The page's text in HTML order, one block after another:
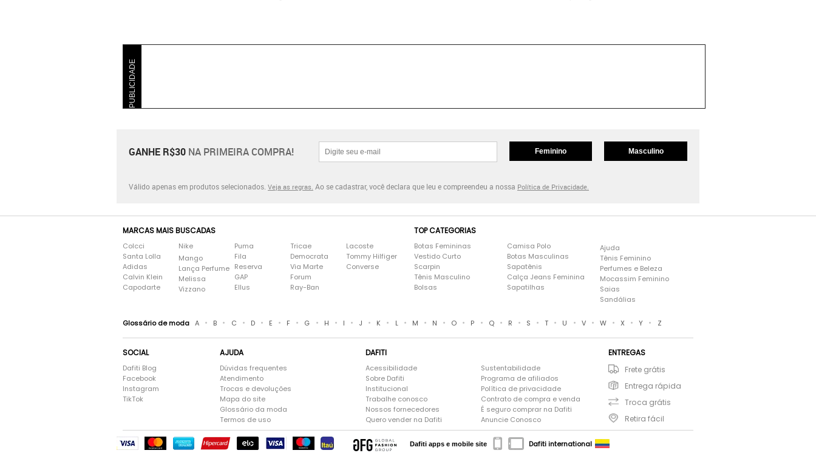
PUBLICIDADE
GANHE R$30 NA PRIMEIRA COMPRA! Feminino Masculino
Válido apenas em produtos selecionados. Veja as regras. Ao se cadastrar, você declara que leu e compreendeu a nossa Política de Privacidade.
MARCAS MAIS BUSCADAS
Colcci
Santa Lolla
Adidas
Calvin Klein
Capodarte
Nike
Mango
Lança Perfume
Melissa
Vizzano
Puma
Fila
Reserva
GAP
Ellus
Tricae
Democrata
Via Marte
Forum
Ray-Ban
Lacoste
Tommy Hilfiger
Converse
TOP CATEGORIAS
Botas Femininas
Vestido Curto
Scarpin
Tênis Masculino
Bolsas
Camisa Polo
Botas Masculinas
Sapatênis
Calça Jeans Feminina
Sapatilhas
Ajuda
Tênis Feminino
Perfumes e Beleza
Mocassim Feminino
Saias
Sandálias
Glossário de moda A • B • C • D • E • F • G • H • I • J • K • L • M • N • O • P • Q • R • S • T • U • V • W • X • Y • Z
SOCIAL
Dafiti Blog
Facebook
Instagram
TikTok
AJUDA
Dúvidas frequentes
Atendimento
Trocas e devoluções
Mapa do site
Glossário da moda
Termos de uso
DAFITI
Acessibilidade
Sobre Dafiti
Institucional
Trabalhe conosco
Nossos fornecedores
Quero vender na Dafiti
Sustentabilidade
Programa de afiliados
Política de privacidade
Contrato de compra e venda
É seguro comprar na Dafiti
Anuncie Conosco
ENTREGAS
Frete grátis
Entrega rápida
Troca grátis
Retira fácil
Dafiti apps e mobile site Dafiti international